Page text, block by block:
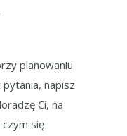
planowaniu
napisz
Ci, na
się